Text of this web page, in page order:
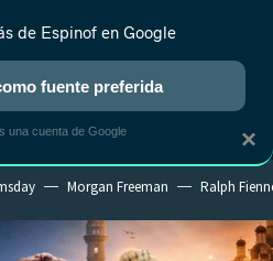
NUEVO
ANIME RANKINGS CINE
Morgan Freeman Ralph
×
de Espinof en Google
fuente preferida
una cuenta de Google